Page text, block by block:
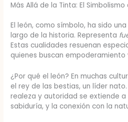
Más Allá de la Tinta: El Simbolismo
El león, como símbolo, ha sido
largo de la historia. Representa
Estas cualidades resuenan
quienes buscan
¿Por qué el león? En muchas
el rey de las bestias, un líder
realeza y autoridad se extiende
sabiduría, y la conexión con la